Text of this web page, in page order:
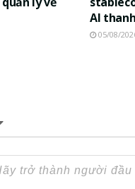
AI
05/08/